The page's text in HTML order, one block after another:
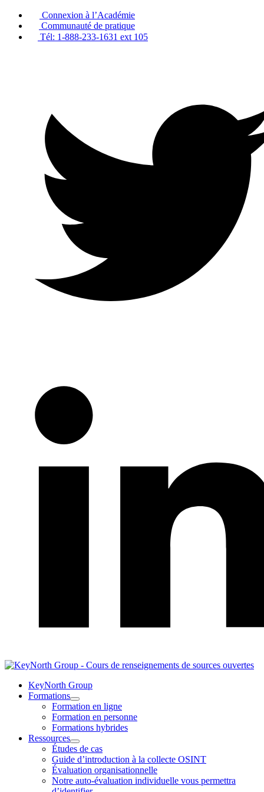
Passer
contenu
Connexion à l’Académie
Communauté de pratique
Tél: 1-888-233-1631 ext 105
LinkedIn
KeyNorth Group
Formations
Ouvrir
Formations
le
menu
Formation en ligne
Formation en personne
Formations hybrides
Ressources
Ouvrir
Ressources
le
menu
Études de cas
Guide d’introduction à la collecte OSINT
Évaluation organisationnelle
Notre auto-évaluation individuelle vous permettra